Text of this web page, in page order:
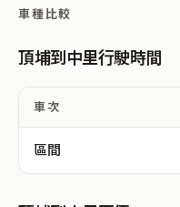
車種比較
頂埔到中里行駛時間
車次
區間